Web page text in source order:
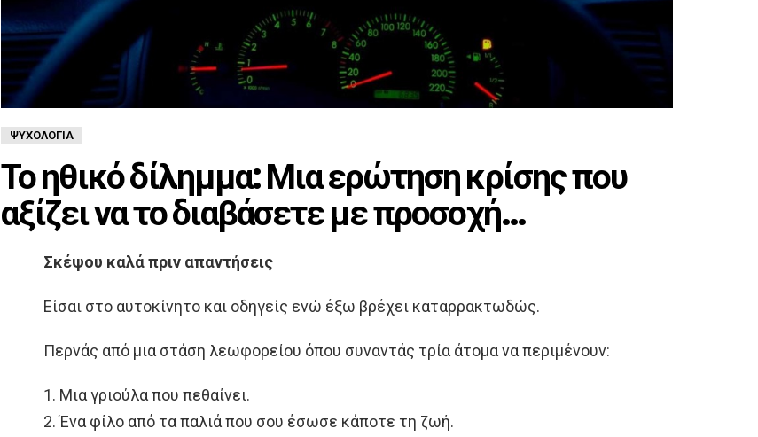
ΨΥΧΟΛΟΓΊΑ
Το ηθικό δίλημμα: Μια ερώτηση κρίσης που
αξίζει να το διαβάσετε με προσοχή…
Σκέψου καλά πριν απαντήσεις
Είσαι στο αυτοκίνητο και οδηγείς ενώ έξω βρέχει καταρρακτωδώς.
Περνάς από μια στάση λεωφορείου όπου συναντάς τρία άτομα να περιμένουν:
1. Μια γριούλα που πεθαίνει.
2. Ένα φίλο από τα παλιά που σου έσωσε κάποτε τη ζωή.